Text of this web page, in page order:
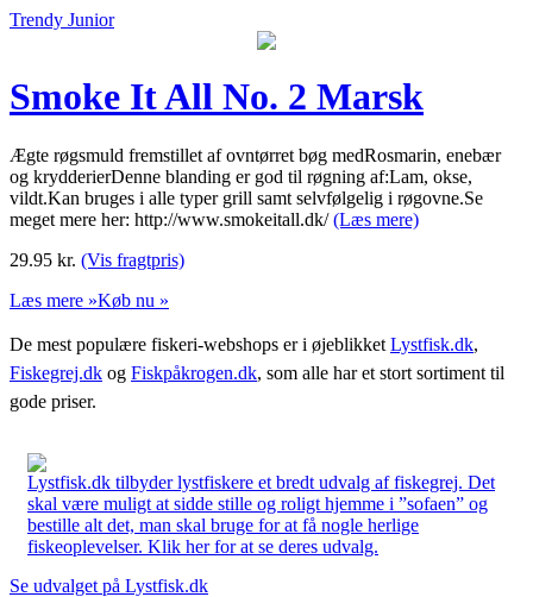
Trendy Junior
Smoke It All No. 2 Marsk
Ægte røgsmuld fremstillet af ovntørret bøg medRosmarin, enebær
og krydderierDenne blanding er god til røgning af:Lam, okse,
vildt.Kan bruges i alle typer grill samt selvfølgelig i røgovne.Se
meget mere her: http://www.smokeitall.dk/(Læs mere)
29.95 kr. (Vis fragtpris)
Læs mere »Køb nu »
De mest populære fiskeri-webshops er i øjeblikket Lystfisk.dk,
Fiskegrej.dk og Fiskpåkrogen.dk, som alle har et stort sortiment til
gode priser.
Lystfisk.dk tilbyder lystfiskere et bredt udvalg af fiskegrej. Det
skal være muligt at sidde stille og roligt hjemme i ”sofaen” og
bestille alt det, man skal bruge for at få nogle herlige
fiskeoplevelser. Klik her for at se deres udvalg.
Se udvalget på Lystfisk.dk